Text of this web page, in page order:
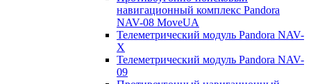
навигационный комплекс Pandora
NAV-08 MoveUA
Телеметрический модуль Pandora NAV-
X
Телеметрический модуль Pandora NAV-
09